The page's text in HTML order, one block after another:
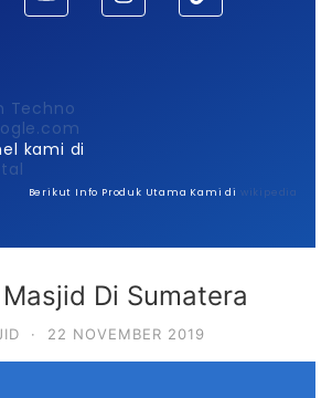
Techno
kami di
Berikut Info Produk Utama Kami di wikipedia
Di Sumatera
· 22 NOVEMBER 2019